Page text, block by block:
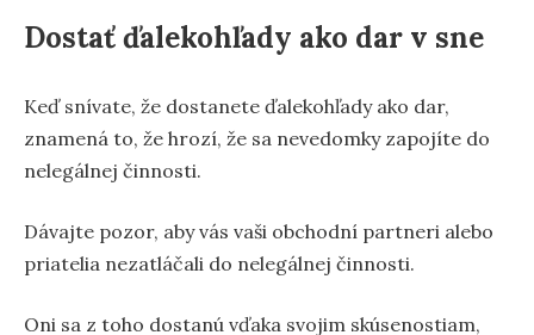
Dostať ďalekohľady ako dar v sne
Keď snívate, že dostanete ďalekohľady ako dar,
znamená to, že hrozí, že sa nevedomky zapojíte do
nelegálnej činnosti.
Dávajte pozor, aby vás vaši obchodní partneri alebo
priatelia nezatláčali do nelegálnej činnosti.
Oni sa z toho dostanú vďaka svojim skúsenostiam,